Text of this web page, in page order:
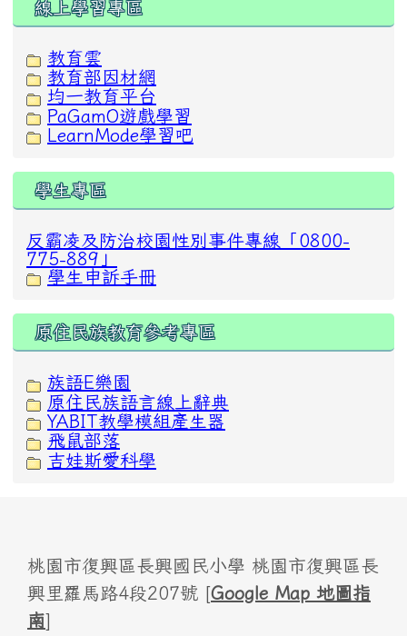
線上學習專區
教育雲
教育部因材網
均一教育平台
PaGamO遊戲學習
LearnMode學習吧
學生專區
反霸凌及防治校園性別事件專線「0800-
775-889」
學生申訴手冊
原住民族教育參考專區
族語E樂園
原住民族語言線上辭典
YABIT教學模組產生器
飛鼠部落
吉娃斯愛科學
桃園市復興區長興國民小學 桃園市復興區長
興里羅馬路4段207號 [Google Map 地圖指
南]